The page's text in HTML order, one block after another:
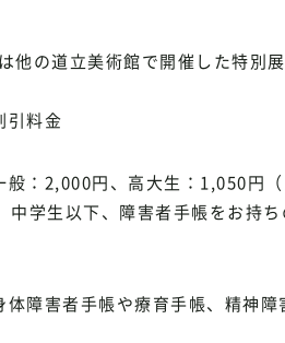
他の道立美術館で開催した特
引料金
：2,000円、高大生：1,050円（
学生以下、障害者手帳をお持ち
障害者手帳や療育手帳、精神